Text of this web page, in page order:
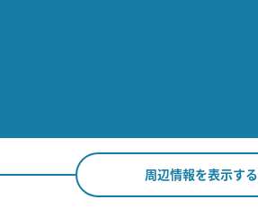
周辺情報を表示する